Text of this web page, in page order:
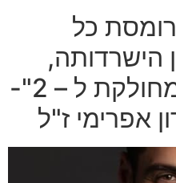
כל
הישרדותה,
הפכנו למדינה שמחולקת ל – 2"-
אפרימי ז"ל